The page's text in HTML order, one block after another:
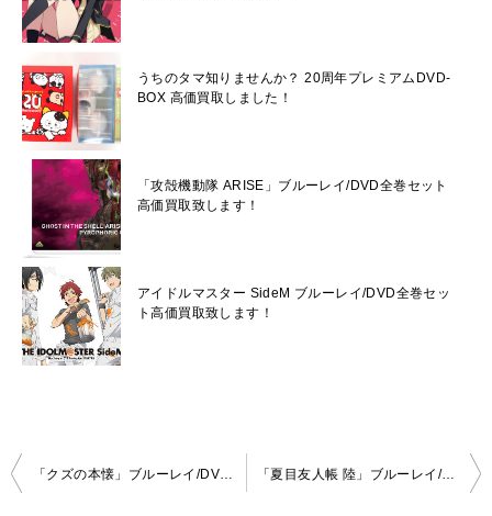
うちのタマ知りませんか？ 20周年プレミアムDVD-
BOX 高価買取しました！
「攻殻機動隊 ARISE」ブルーレイ/DVD全巻セット
高価買取致します！
アイドルマスター SideM ブルーレイ/DVD全巻セッ
ト高価買取致します！
投
「クズの本懐」ブルーレイ/DVD全巻セット高価買取致します！ 「夏目友人帳 陸」ブルーレイ/DVD全巻セット高価買取致します！